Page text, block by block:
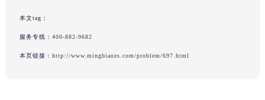
本文tag：
服务专线： 400-882-9682
本页链接： http://www.mingbiaozs.com/problem/697.html